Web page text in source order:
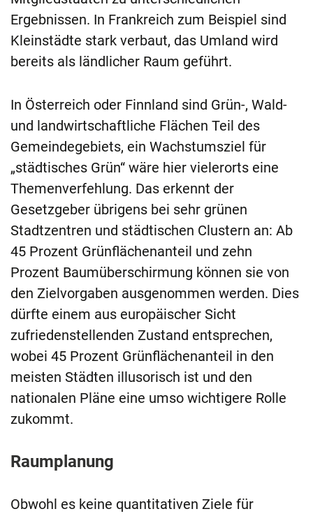
Ergebnissen. In Frankreich zum Beispiel sind
Kleinstädte stark verbaut, das Umland wird
bereits als ländlicher Raum geführt.
In Österreich oder Finnland sind Grün-, Wald-
und landwirtschaftliche Flächen Teil des
Gemeindegebiets, ein Wachstumsziel für
„städtisches Grün“ wäre hier vielerorts eine
Themenverfehlung. Das erkennt der
Gesetzgeber übrigens bei sehr grünen
Stadtzentren und städtischen Clustern an: Ab
45 Prozent Grünflächenanteil und zehn
Prozent Baumüberschirmung können sie von
den Zielvorgaben ausgenommen werden. Dies
dürfte einem aus europäischer Sicht
zufriedenstellenden Zustand entsprechen,
wobei 45 Prozent Grünflächenanteil in den
meisten Städten illusorisch ist und den
nationalen Pläne eine umso wichtigere Rolle
zukommt.
Raumplanung
Obwohl es keine quantitativen Ziele für